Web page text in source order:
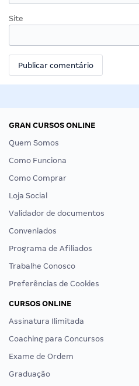
Site
GRAN CURSOS ONLINE
Quem Somos
Como Funciona
Como Comprar
Loja Social
Validador de documentos
Conveniados
Programa de Afiliados
Trabalhe Conosco
Preferências de Cookies
CURSOS ONLINE
Assinatura Ilimitada
Coaching para Concursos
Exame de Ordem
Graduação